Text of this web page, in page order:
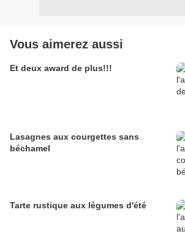
Vous aimerez aussi
Et deux award de plus!!!
Lasagnes aux courgettes sans
béchamel
Tarte rustique aux légumes d'été